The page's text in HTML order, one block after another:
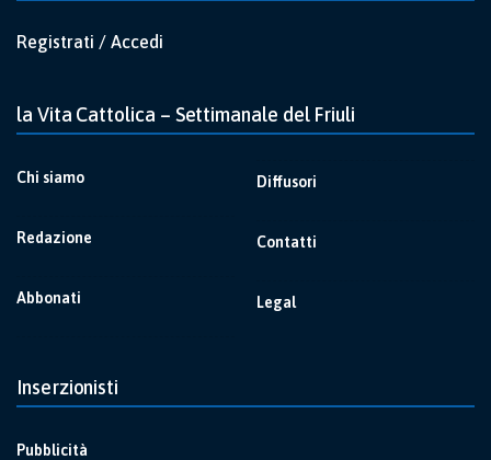
Registrati / Accedi
la Vita Cattolica – Settimanale del Friuli
Chi siamo
Redazione
Abbonati
Diffusori
Contatti
Legal
Inserzionisti
Pubblicità